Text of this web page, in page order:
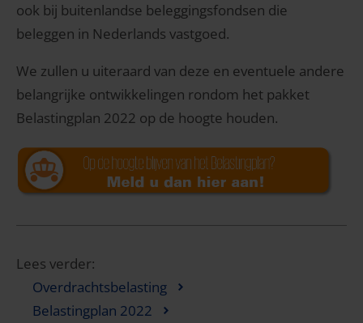
ook bij buitenlandse beleggingsfondsen die
beleggen in Nederlands vastgoed.
We zullen u uiteraard van deze en eventuele andere
belangrijke ontwikkelingen rondom het pakket
Belastingplan 2022 op de hoogte houden.
Lees verder:
Overdrachtsbelasting
Belastingplan 2022